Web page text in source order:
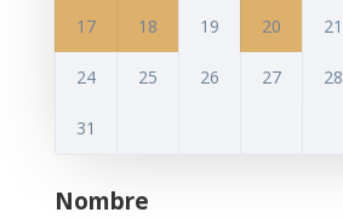
17 18 19 20 21
24 25 26 27 28
31
Nombre